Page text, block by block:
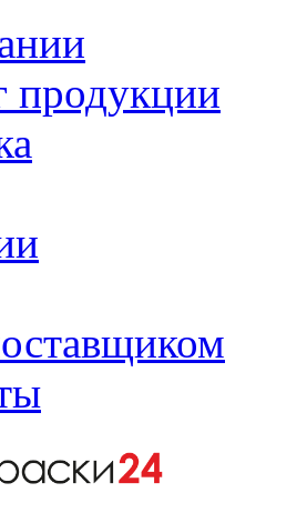
продукции